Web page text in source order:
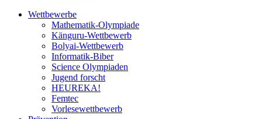
Wettbewerbe
Mathematik-Olympiade
Känguru-Wettbewerb
Bolyai-Wettbewerb
Informatik-Biber
Science Olympiaden
Jugend forscht
HEUREKA!
Femtec
Vorlesewettbewerb